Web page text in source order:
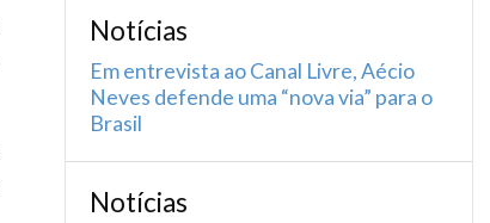
Notícias
Em entrevista ao Canal Livre, Aécio
Neves defende uma “nova via” para o
Brasil
Notícias